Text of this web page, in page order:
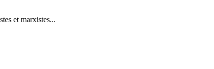
et marxistes...